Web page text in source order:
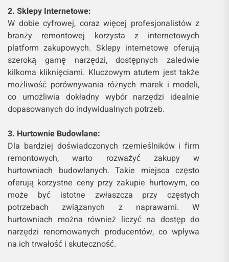
2. Sklepy Internetowe:
W dobie cyfrowej, coraz więcej profesjonalistów z
branży remontowej korzysta z internetowych
platform zakupowych. Sklepy internetowe oferują
szeroką gamę narzędzi, dostępnych zaledwie
kilkoma kliknięciami. Kluczowym atutem jest także
możliwość porównywania różnych marek i modeli,
co umożliwia dokładny wybór narzędzi idealnie
dopasowanych do indywidualnych potrzeb.
3. Hurtownie Budowlane:
Dla bardziej doświadczonych rzemieślników i firm
remontowych, warto rozważyć zakupy w
hurtowniach budowlanych. Takie miejsca często
oferują korzystne ceny przy zakupie hurtowym, co
może być istotne zwłaszcza przy częstych
potrzebach związanych z naprawami. W
hurtowniach można również liczyć na dostęp do
narzędzi renomowanych producentów, co wpływa
na ich trwałość i skuteczność.